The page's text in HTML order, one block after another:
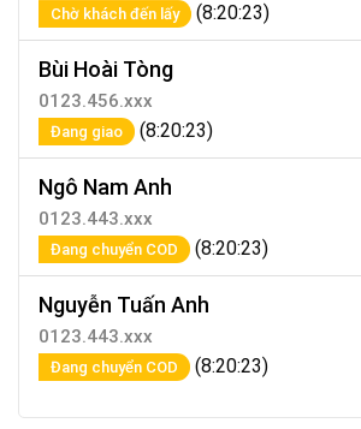
Chờ khách đến lấy (8:20:23)
Bùi Hoài Tòng
0123.456.xxx
Đang giao (8:20:23)
Ngô Nam Anh
0123.443.xxx
Đang chuyển COD (8:20:23)
Nguyễn Tuấn Anh
0123.443.xxx
Đang chuyển COD (8:20:23)